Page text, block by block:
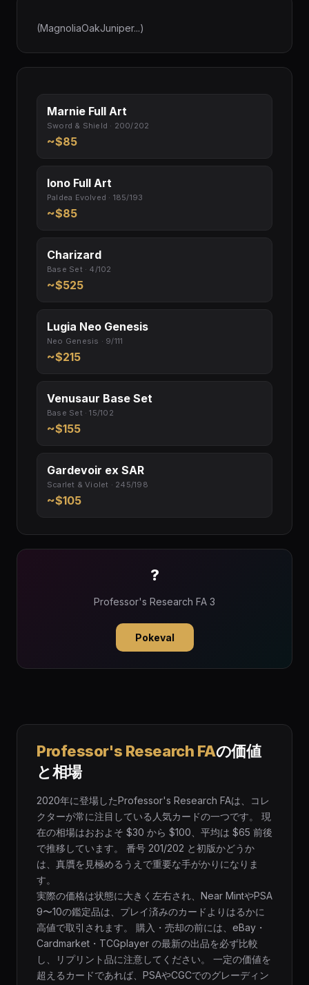
(MagnoliaOakJuniper...)
Marnie Full Art
Sword & Shield · 200/202
~$85
Iono Full Art
Paldea Evolved · 185/193
~$85
Charizard
Base Set · 4/102
~$525
Lugia Neo Genesis
Neo Genesis · 9/111
~$215
Venusaur Base Set
Base Set · 15/102
~$155
Gardevoir ex SAR
Scarlet & Violet · 245/198
~$105
?
Professor's Research FA 3
Pokeval
Professor's Research FAの価値
と相場
2020年に登場したProfessor's Research FAは、コレ
クターが常に注目している人気カードの一つです。 現
在の相場はおおよそ $30 から $100、平均は $65 前後
で推移しています。 番号 201/202 と初版かどうか
は、真贋を見極めるうえで重要な手がかりになりま
す。
実際の価格は状態に大きく左右され、Near MintやPSA
9〜10の鑑定品は、プレイ済みのカードよりはるかに
高値で取引されます。 購入・売却の前には、eBay・
Cardmarket・TCGplayer の最新の出品を必ず比較
し、リプリント品に注意してください。 一定の価値を
超えるカードであれば、PSAやCGCでのグレーディン